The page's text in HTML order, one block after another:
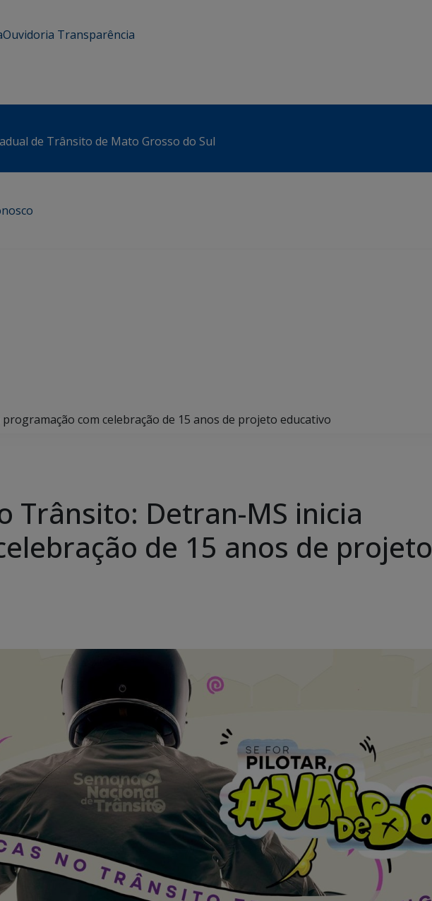
Ouvidoria Transparência
de Trânsito de Mato Grosso do Sul
com celebração de 15 anos de projeto educativo
Trânsito: Detran-MS inicia
de 15 anos de projeto